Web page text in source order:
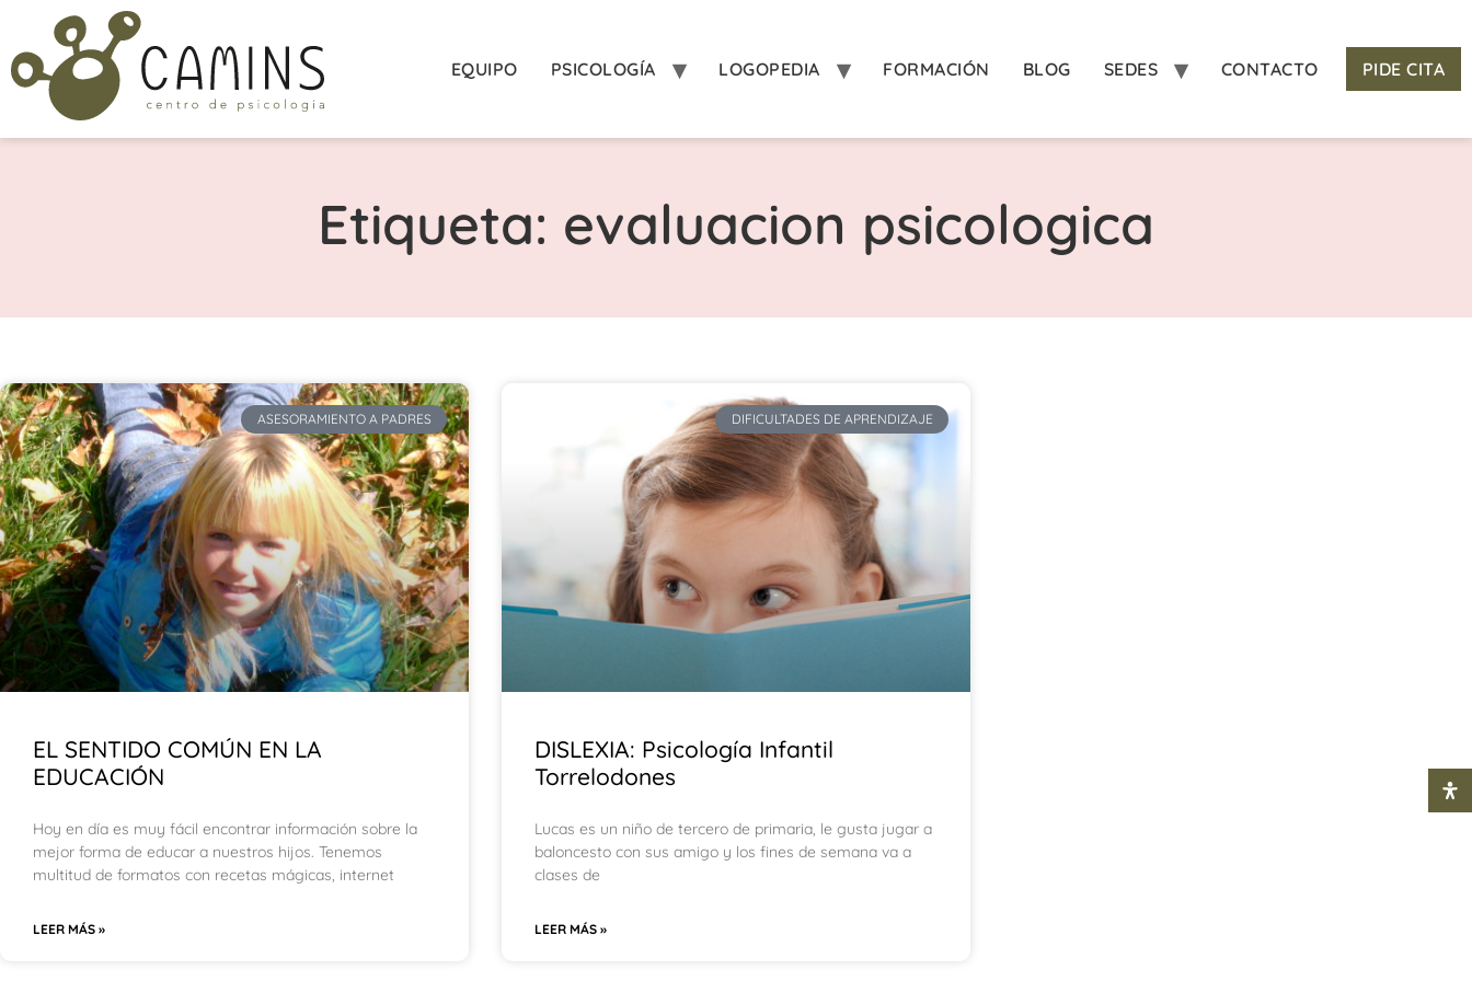
EQUIPO PSICOLOGÍA LOGOPEDIA FORMACIÓN BLOG SEDES CONTACTO PIDE CITA
Etiqueta: evaluacion psicologica
ASESORAMIENTO A PADRES
EL SENTIDO COMÚN EN LA
EDUCACIÓN
Hoy en día es muy fácil encontrar información sobre la
mejor forma de educar a nuestros hijos. Tenemos
multitud de formatos con recetas mágicas, internet
LEER MÁS »
DIFICULTADES DE APRENDIZAJE
DISLEXIA: Psicología Infantil
Torrelodones
Lucas es un niño de tercero de primaria, le gusta jugar a
baloncesto con sus amigo y los fines de semana va a
clases de
LEER MÁS »